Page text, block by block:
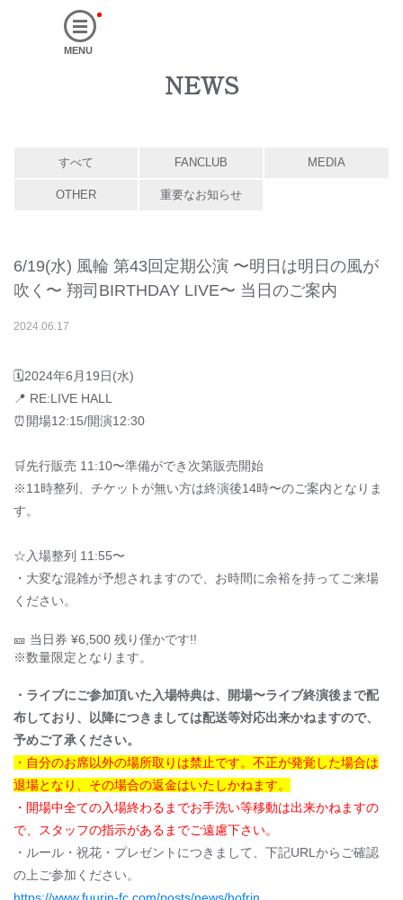
MENU
NEWS
すべて FANCLUB MEDIA
OTHER 重要なお知らせ
6/19(水) 風輪 第43回定期公演 〜明日は明日の風が
吹く〜 翔司BIRTHDAY LIVE〜 当日のご案内
2024.06.17
🗓2024年6月19日(水)
📍 RE:LIVE HALL
⏰開場12:15/開演12:30
🛒先行販売 11:10〜準備ができ次第販売開始
※11時整列、チケットが無い方は終演後14時〜のご案内となりま
す。
☆入場整列 11:55〜
・大変な混雑が予想されますので、お時間に余裕を持ってご来場
ください。
🎫 当日券 ¥6,500 残り僅かです!!
※数量限定となります。
・ライブにご参加頂いた入場特典は、開場〜ライブ終演後まで配
布しており、以降につきましては配送等対応出来かねますので、
予めご了承ください。
・ 自分のお席以外の場所取りは禁止です。不正が発覚した場合は
退場となり、その場合の返金はいたしかねます。
・開場中全ての入場終わるまでお手洗い等移動は出来かねますの
で、スタッフの指示があるまでご遠慮下さい。
・ルール・祝花・プレゼントにつきまして、下記URLからご確認
の上ご参加ください。